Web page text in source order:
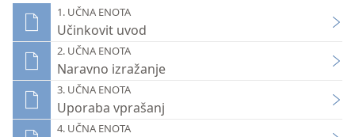
1. UČNA ENOTA
Učinkovit uvod
2. UČNA ENOTA
Naravno izražanje
3. UČNA ENOTA
Uporaba vprašanj
4. UČNA ENOTA